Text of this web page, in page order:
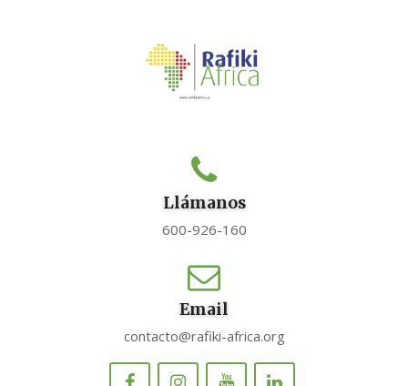
Llámanos
600-926-160
Email
contacto@rafiki-africa.org